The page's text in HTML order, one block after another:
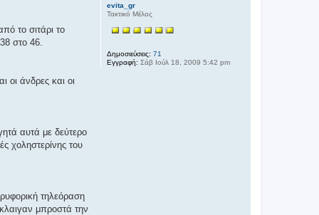
evita_gr
Τακτικό Μέλος
Δημοσιεύσεις: 71
Εγγραφή: Σάβ Ιούλ 18, 2009 5:42 pm
το σιτάρι το
στο 46.
οι άνδρες και οι
αυτά με δεύτερο
χοληστερίνης του
τηλεόραση
μπροστά την